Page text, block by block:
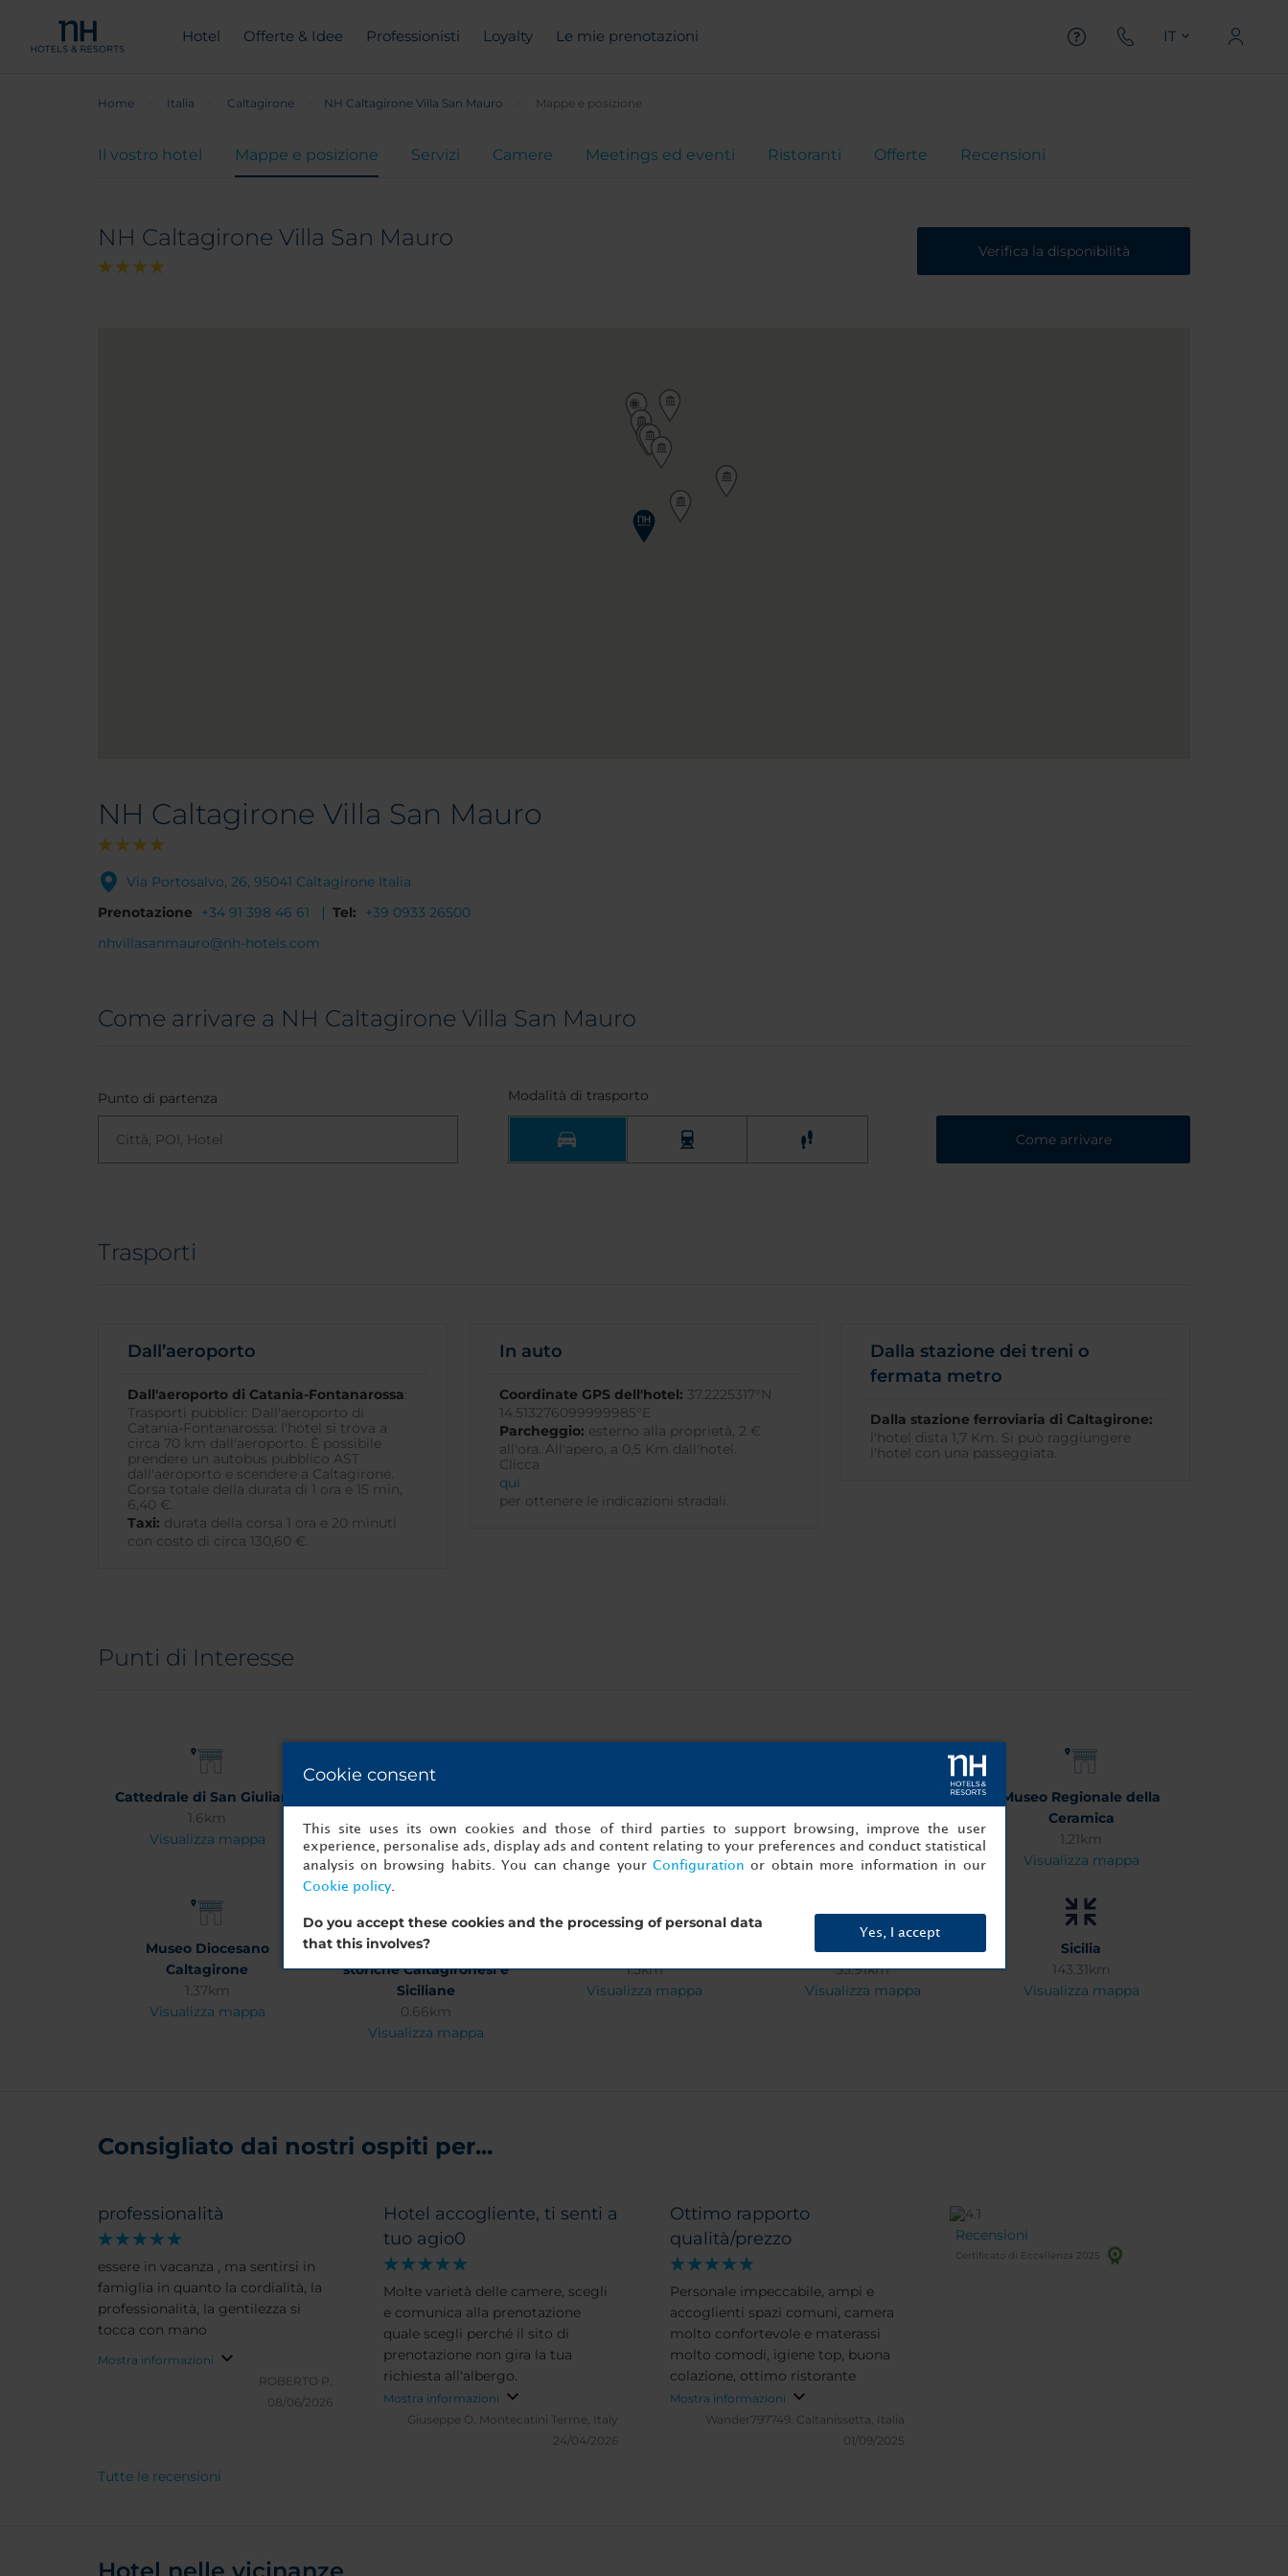
Hotel Offerte & Idee Professionisti Loyalty Le mie prenotazioni IT
Home Italia Caltagirone NH Caltagirone Villa San Mauro Mappe e posizione
Il vostro hotel Mappe e posizione Servizi Camere Meetings ed eventi Ristoranti Offerte Recensioni
NH Caltagirone Villa San Mauro Verifica la disponibilità
NH Caltagirone Villa San Mauro
Via Portosalvo, 26, 95041 Caltagirone Italia
Prenotazione
+34 91 398 46 61 Tel:
+39 0933 26500
nhvillasanmauro@nh-hotels.com
Come arrivare a NH Caltagirone Villa San Mauro
Punto di partenza Modalità di trasporto
Come arrivare
Trasporti
Dall’aeroporto
Dall'aeroporto di Catania-Fontanarossa:
Trasporti pubblici: Dall'aeroporto di
Catania-Fontanarossa: l'hotel si trova a
circa 70 km dall'aeroporto. È possibile
prendere un autobus pubblico AST
dall'aeroporto e scendere a Caltagirone.
Corsa totale della durata di 1 ora e 15 min,
6,40 €.
Taxi: durata della corsa 1 ora e 20 minuti
con costo di circa 130,60 €.
In auto
Coordinate GPS dell'hotel: 37.2225317°N
14.513276099999985°E
Parcheggio: esterno alla proprietà, 2 €
all'ora. All'apero, a 0,5 Km dall'hotel.
Clicca
qui
per ottenere le indicazioni stradali.
Dalla stazione dei treni o
fermata metro
Dalla stazione ferroviaria di Caltagirone:
l'hotel dista 1,7 Km. Si può raggiungere
l'hotel con una passeggiata.
Punti di Interesse
Cattedrale di San Giuliano
1.6km
Visualizza mappa
1.87km
Visualizza mappa
Visualizza mappa
Visualizza mappa
Museo Regionale della
Ceramica
1.21km
Visualizza mappa
Museo Diocesano
Caltagirone
1.37km
Visualizza mappa
Museo Civico delle Ville
storiche Caltagironesi e
Siciliane
0.66km
Visualizza mappa
1.5km
Visualizza mappa
Catania airport
55.91km
Visualizza mappa
Sicilia
143.31km
Visualizza mappa
Consigliato dai nostri ospiti per...
professionalità
essere in vacanza , ma sentirsi in
famiglia in quanto la cordialità, la
professionalità, la gentilezza si
tocca con mano
Mostra informazioni
ROBERTO P.
08/06/2026
Hotel accogliente, ti senti a
tuo agio0
Molte varietà delle camere, scegli
e comunica alla prenotazione
quale scegli perché il sito di
prenotazione non gira la tua
richiesta all'albergo.
Mostra informazioni
Giuseppe O. Montecatini Terme, Italy
24/04/2026
Ottimo rapporto
qualità/prezzo
Personale impeccabile, ampi e
accoglienti spazi comuni, camera
molto confortevole e materassi
molto comodi, igiene top, buona
colazione, ottimo ristorante
Mostra informazioni
Wander797749. Caltanissetta, Italia
01/09/2025
Recensioni
Certificato di Eccellenza 2025
Tutte le recensioni
Cookie consent
This site uses its own cookies and those of third parties to support browsing, improve the user
experience, personalise ads, display ads and content relating to your preferences and conduct statistical
analysis on browsing habits. You can change your Configuration or obtain more information in our
Cookie policy.
Do you accept these cookies and the processing of personal data
that this involves?
Yes, I accept